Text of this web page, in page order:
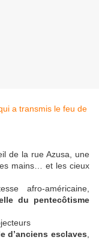
de la rue Azusa, une
mains… et les cieux
afro-américaine,
du pentecôtisme
d’anciens esclaves